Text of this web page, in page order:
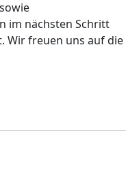
im nächsten Schritt
Wir freuen uns auf die